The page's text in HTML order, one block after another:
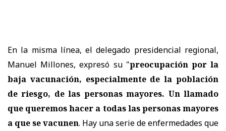
En la misma línea, el delegado presidencial regional,
Manuel Millones, expresó su "preocupación por la
baja vacunación, especialmente de la población
de riesgo, de las personas mayores. Un llamado
que queremos hacer a todas las personas mayores
a que se vacunen. Hay una serie de enfermedades que